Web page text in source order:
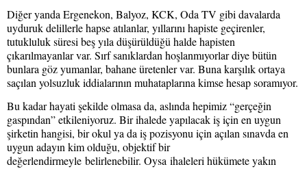
Diğer yanda Ergenekon, Balyoz, KCK, Oda TV gibi davalarda
uyduruk delillerle hapse atılanlar, yıllarını hapiste geçirenler,
tutukluluk süresi beş yıla düşürüldüğü halde hapisten
çıkarılmayanlar var. Sırf sanıklardan hoşlanmıyorlar diye bütün
bunlara göz yumanlar, bahane üretenler var. Buna karşılık ortaya
saçılan yolsuzluk iddialarının muhataplarına kimse hesap soramıyor.
Bu kadar hayati şekilde olmasa da, aslında hepimiz “gerçeğin
gaspından” etkileniyoruz. Bir ihalede yapılacak iş için en uygun
şirketin hangisi, bir okul ya da iş pozisyonu için açılan sınavda en
uygun adayın kim olduğu, objektif bir
değerlendirmeyle belirlenebilir. Oysa ihaleleri hükümete yakın